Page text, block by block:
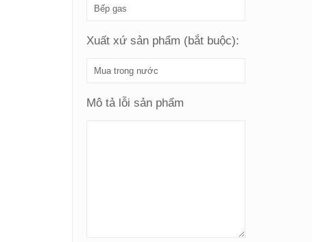
Xuất xứ sản phẩm (bắt buộc):
Mô tả lỗi sản phẩm